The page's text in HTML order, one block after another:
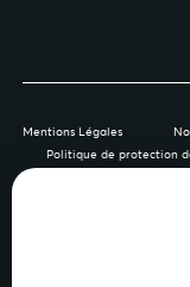
Mentions Légales
Politique de protection